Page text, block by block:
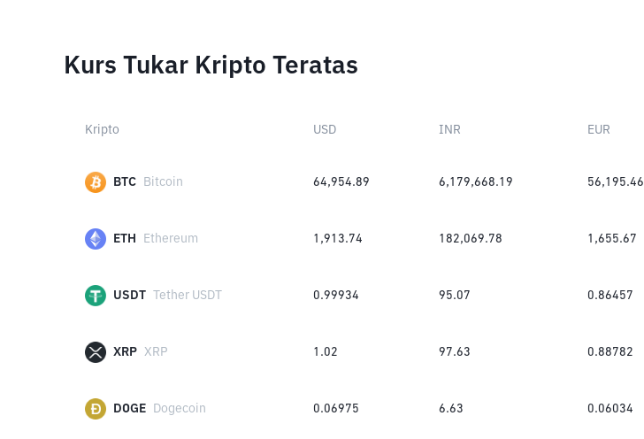
Kurs Tukar Kripto Teratas
Kripto USD INR EUR
BTC Bitcoin 64,954.89 6,179,668.19 56,195.46
ETH Ethereum 1,913.74 182,069.78 1,655.67
USDT Tether USDT 0.99934 95.07 0.86457
XRP XRP 1.02 97.63 0.88782
DOGE Dogecoin 0.06975 6.63 0.06034